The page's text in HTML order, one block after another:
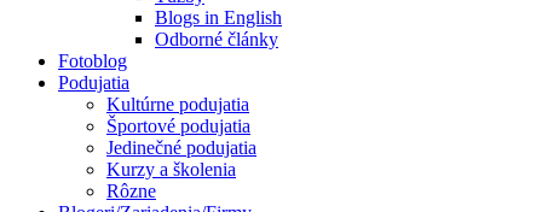
Blogs in English
Odborné články
Fotoblog
Podujatia
Kultúrne podujatia
Športové podujatia
Jedinečné podujatia
Kurzy a školenia
Rôzne